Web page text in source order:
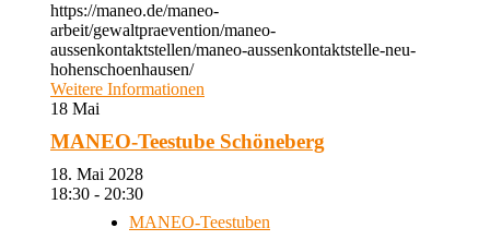
https://maneo.de/maneo-
arbeit/gewaltpraevention/maneo-
aussenkontaktstellen/maneo-aussenkontaktstelle-neu-
hohenschoenhausen/
Weitere Informationen
18 Mai
MANEO-Teestube Schöneberg
18. Mai 2028
18:30 - 20:30
MANEO-Teestuben